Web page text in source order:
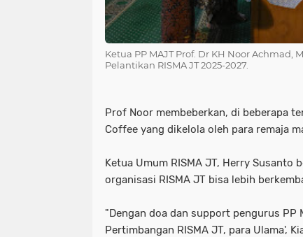
Ketua PP MAJT Prof. Dr KH Noor Achmad,
Pelantikan RISMA JT 2025-2027.
Prof Noor membeberkan, di beberapa
Coffee yang dikelola oleh para remaja
Ketua Umum RISMA JT, Herry Susanto
organisasi RISMA JT bisa lebih
"Dengan doa dan support pengurus PP
Pertimbangan RISMA JT, para Ulama',